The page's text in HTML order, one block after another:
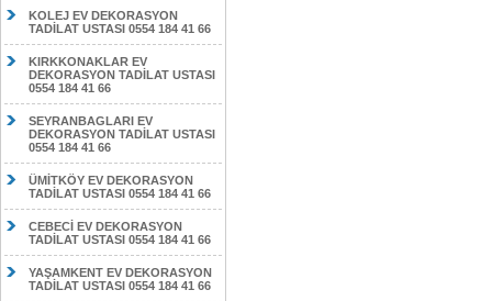
KOLEJ EV DEKORASYON
TADİLAT USTASI 0554 184 41 66
KIRKKONAKLAR EV
DEKORASYON TADİLAT USTASI
0554 184 41 66
SEYRANBAGLARI EV
DEKORASYON TADİLAT USTASI
0554 184 41 66
ÜMİTKÖY EV DEKORASYON
TADİLAT USTASI 0554 184 41 66
CEBECİ EV DEKORASYON
TADİLAT USTASI 0554 184 41 66
YAŞAMKENT EV DEKORASYON
TADİLAT USTASI 0554 184 41 66